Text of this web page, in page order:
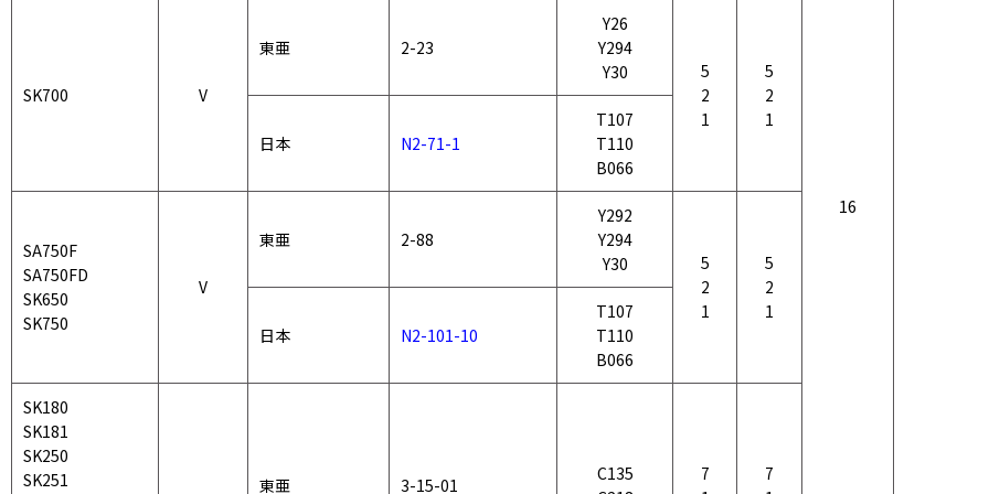
16
SK700 V
東亜 2-23
Y26
Y294
Y30
5
2
1
5
2
1
日本
N2-71-1
T107
T110
B066
SA750F
SA750FD
SK650
SK750
V
東亜 2-88
Y292
Y294
Y30
5
2
1
5
2
1
日本
N2-101-10
T107
T110
B066
SK180
SK181
SK250
SK251
東亜 3-15-01
C135
7
7